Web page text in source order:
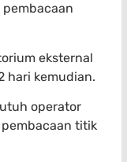
eksternal
hari kemudian.
operator
titik